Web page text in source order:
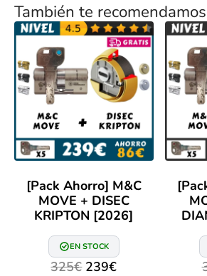
También te
[Pack Ahorro] M&C
MOVE + DISEC
KRIPTON [2026]
EN STOCK
325€ 239€